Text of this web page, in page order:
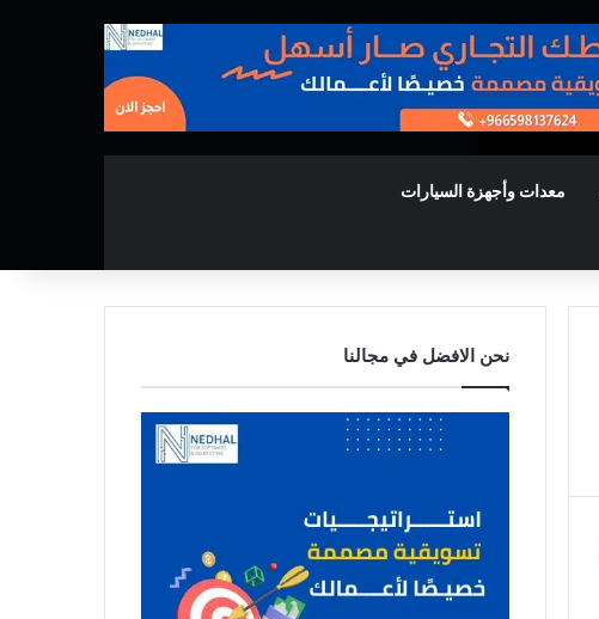
معدات وأجهزة السيارات
نحن الافضل في مجالنا